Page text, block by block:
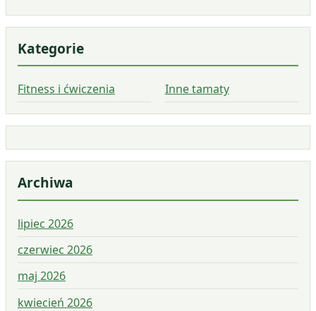
Kategorie
Fitness i ćwiczenia Inne tamaty
Archiwa
lipiec 2026
czerwiec 2026
maj 2026
kwiecień 2026